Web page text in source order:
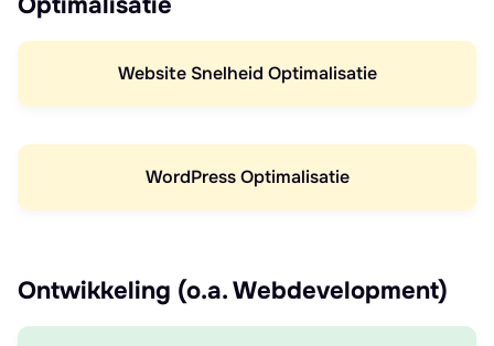
Website Snelheid Optimalisatie
WordPress Optimalisatie
Ontwikkeling (o.a. Webdevelopment)